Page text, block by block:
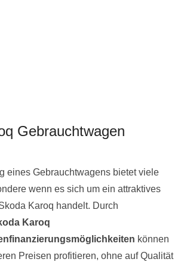
Gebrauchtwagen
eines Gebrauchtwagens bietet viele
wenn es sich um ein attraktives
Karoq handelt. Durch
Karoq
können
Preisen profitieren, ohne auf Qualität